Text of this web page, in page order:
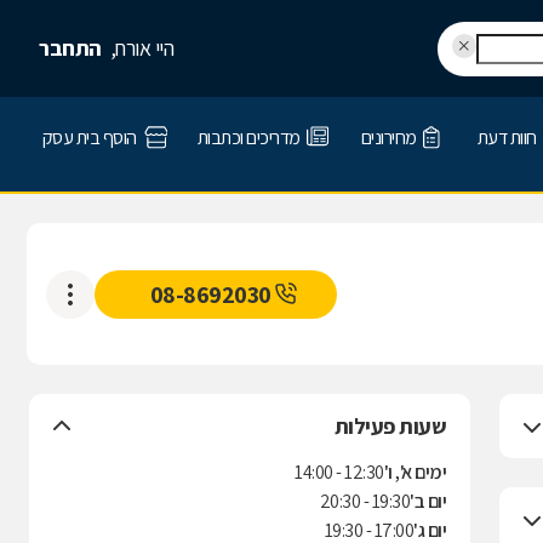
היי אורח, התחבר
חוות דעת מחירונים מדריכים וכתבות הוסף בית עסק
08-8692030
שעות פעילות
ימים א', ו'12:30 - 14:00
יום ב'19:30 - 20:30
יום ג'17:00 - 19:30